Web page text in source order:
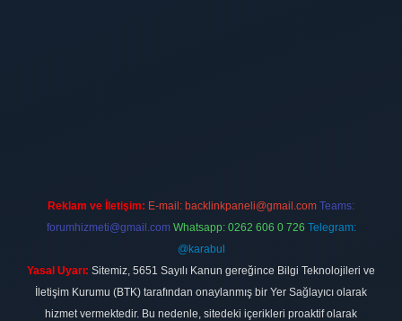
Reklam ve İletişim: E-mail: backlinkpaneli@gmail.com Teams:
forumhizmeti@gmail.com Whatsapp: 0262 606 0 726 Telegram:
@karabul
Yasal Uyarı: Sitemiz, 5651 Sayılı Kanun gereğince Bilgi Teknolojileri ve
İletişim Kurumu (BTK) tarafından onaylanmış bir Yer Sağlayıcı olarak
hizmet vermektedir. Bu nedenle, sitedeki içerikleri proaktif olarak